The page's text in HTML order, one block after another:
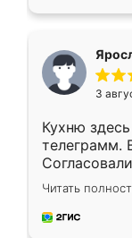
3
Кухню
телеграмм.
недели
довольны
мебель за
Читать